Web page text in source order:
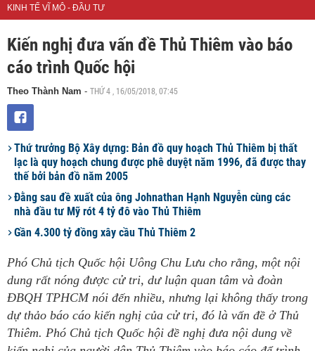
KINH TẾ VĨ MÔ - ĐẦU TƯ
Kiến nghị đưa vấn đề Thủ Thiêm vào báo
cáo trình Quốc hội
Theo Thành Nam - THỨ 4 , 16/05/2018, 07:45
Thứ trưởng Bộ Xây dựng: Bản đồ quy hoạch Thủ Thiêm bị thất
lạc là quy hoạch chung được phê duyệt năm 1996, đã được thay
thế bởi bản đồ năm 2005
Đằng sau đề xuất của ông Johnathan Hạnh Nguyễn cùng các
nhà đầu tư Mỹ rót 4 tỷ đô vào Thủ Thiêm
Gần 4.300 tỷ đồng xây cầu Thủ Thiêm 2
Phó Chủ tịch Quốc hội Uông Chu Lưu cho rằng, một nội
dung rất nóng được cử tri, dư luận quan tâm và đoàn
ĐBQH TPHCM nói đến nhiều, nhưng lại không thấy trong
dự thảo báo cáo kiến nghị của cử tri, đó là vấn đề ở Thủ
Thiêm. Phó Chủ tịch Quốc hội đề nghị đưa nội dung về